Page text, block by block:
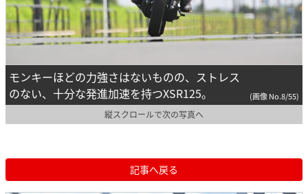
モンキーほどの力強さはないものの、ストレス
のない、十分な発進加速を持つXSR125。
(画像 No.8/55)
縦スクロールで次の写真へ
記事へ戻る